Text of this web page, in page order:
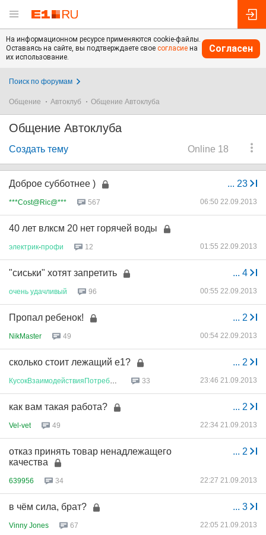
На информационном ресурсе применяются cookie-файлы.
Оставаясь на сайте, вы подтверждаете свое согласие на
их использование.
Согласен
Поиск по форумам
Общение Автоклуб Общение Автоклуба
Общение Автоклуба
Online 18
Создать тему
... 23
Доброе субботнее )
***Cost@Ric@*** 567 06:50 22.09.2013
40 лет влксм 20 нет горячей воды
электрик-профи 12 01:55 22.09.2013
... 4
"сиськи" хотят запретить
очень удачливый 96 00:55 22.09.2013
... 2
Пропал ребенок!
NikMaster 49 00:54 22.09.2013
... 2
сколько стоит лежащий е1?
... 33 23:46 21.09.2013
... 2
как вам такая работа?
Vel-vet 49 22:34 21.09.2013
... 2
отказ принять товар ненадлежащего
качества
639956 34 22:27 21.09.2013
... 3
в чём сила, брат?
Vinny Jones 67 22:05 21.09.2013